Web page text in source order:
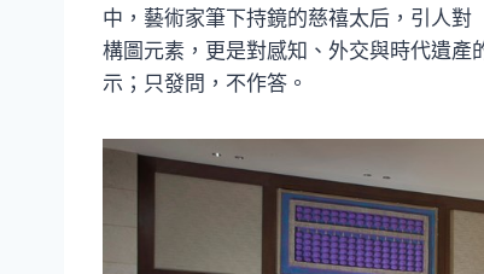
中，藝術家筆下持鏡的慈禧太后，引人
構圖元素，更是對感知、外交與時代遺
示；只發問，不作答。